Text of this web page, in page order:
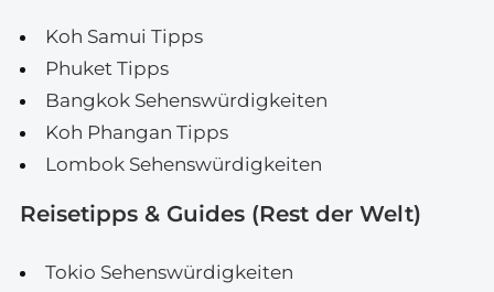
Koh Samui Tipps
Phuket Tipps
Bangkok Sehenswürdigkeiten
Koh Phangan Tipps
Lombok Sehenswürdigkeiten
Reisetipps & Guides (Rest der Welt)
Tokio Sehenswürdigkeiten